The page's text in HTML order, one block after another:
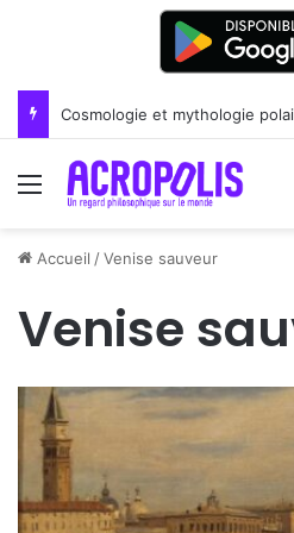
Cosmologie et mythologie
Menu
Accueil /Venise sauveur
Venise